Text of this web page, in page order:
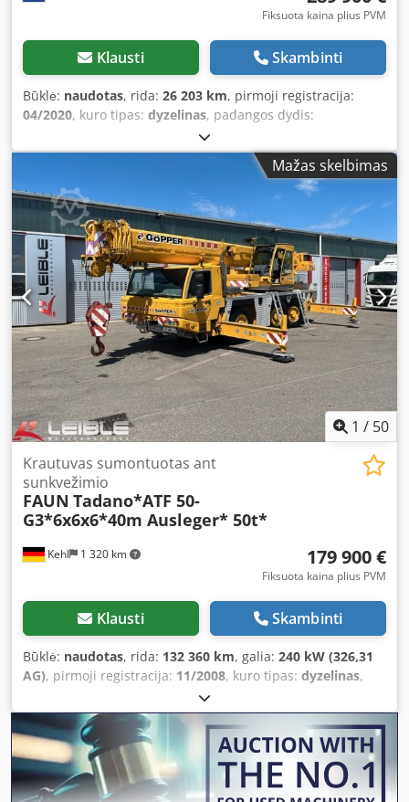
nenaudotas ir yra originalioje pakuotėje. Tik savarankiškas
Fiksuota kaina plius PVM
Klausti Skambinti
Būklė: naudotas, rida: 26 203 km, pirmoji registracija:
04/2020, kuro tipas: dyzelinas, padangos dydis:
, ašių konfigūracija:
stabdžiai:retarderis, pakaba:hidraulika, bendras ilgis:
2 550 mm, bendras aukštis:
4 000 mm
, Gamybos metai: , Įranga: AdBlue,
elektrinis langų reguliavimas, kranas, oro
kondicionavimas, retarderis,
Mažas skelbimas
1 / 50
Kehl 1 320 km
Krautuvas sumontuotas ant
sunkvežimio
FAUN Tadano*ATF 50-
G3*6x6x6*40m Ausleger* 50t*
179 900 €
Fiksuota kaina plius PVM
Klausti Skambinti
Būklė: naudotas, rida: 132 360 km, galia: 240 kW (326,31
AG), pirmoji registracija: 11/2008, kuro tipas: dyzelinas,
, ašių konfigūracija:
apžiūra (TÜV):06/2027, spalva:geltonas, pavaros tipas:
automatinis
, Gamybos metai: 2008, Įranga:
ABS,
elektroninė stabilumo programa (ESP), kranas